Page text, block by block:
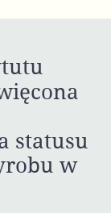
statusu
w